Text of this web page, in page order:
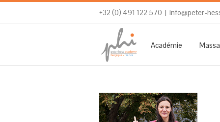
+32 (0) 491 122 570 | info@peter-
Académie